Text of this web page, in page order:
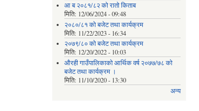
आ ब २०८१/८२ काे राताे किताब
मिति: 12/06/2024 - 09:48
२०८०/८१ को बजेट तथा कार्यक्रम
मिति: 11/22/2023 - 16:34
२०७९/८० को बजेट तथा कार्यक्रम
मिति: 12/20/2022 - 10:03
औरही गाउँपालिकाको आर्थिक वर्ष २०७७/७८ को
बजेट तथा कार्यक्रम ।
मिति: 11/10/2020 - 13:30
अन्य